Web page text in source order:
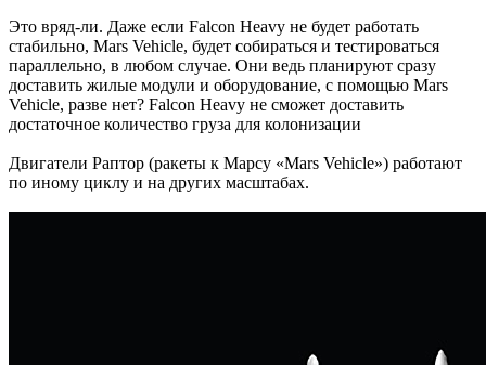
Это вряд-ли. Даже если Falcon Heavy не будет работать
стабильно, Mars Vehicle, будет собираться и тестироваться
параллельно, в любом случае. Они ведь планируют сразу
доставить жилые модули и оборудование, с помощью Mars
Vehicle, разве нет? Falcon Heavy не сможет доставить
достаточное количество груза для колонизации
Двигатели Раптор (ракеты к Марсу «Mars Vehicle») работают
по иному циклу и на других масштабах.